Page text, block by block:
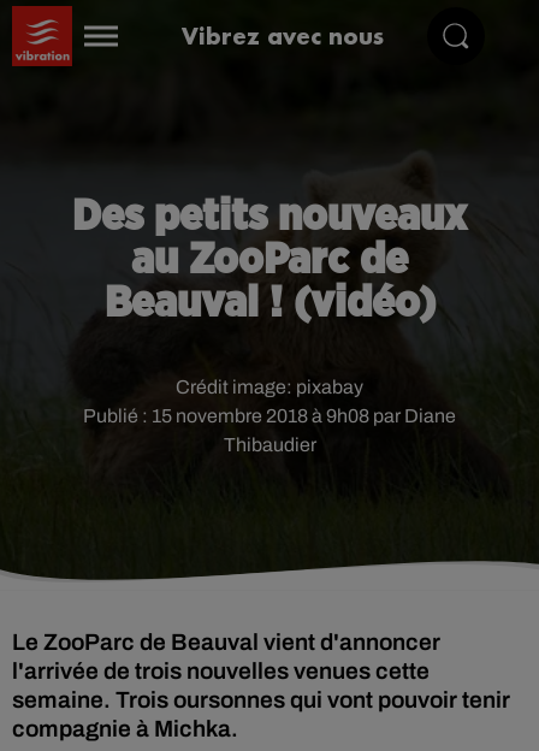
Vibrez avec nous
Des petits nouveaux
au ZooParc de
Beauval ! (vidéo)
Publié : 15 novembre 2018 à 9h08 par Diane
Thibaudier
Crédit image: pixabay
Le ZooParc de Beauval vient d'annoncer
l'arrivée de trois nouvelles venues cette
semaine. Trois oursonnes qui vont pouvoir tenir
compagnie à Michka.